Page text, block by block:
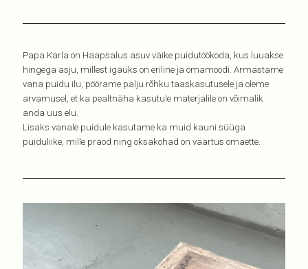
Papa Karla on Haapsalus asuv väike puidutöökoda, kus luuakse
hingega asju, millest igaüks on eriline ja omamoodi. Armastame
vana puidu ilu, pöörame palju rõhku taaskasutusele ja oleme
arvamusel, et ka pealtnäha kasutule materjalile on võimalik
anda uus elu.
Lisaks vanale puidule kasutame ka muid kauni süüga
puiduliike, mille praod ning oksakohad on väärtus omaette.